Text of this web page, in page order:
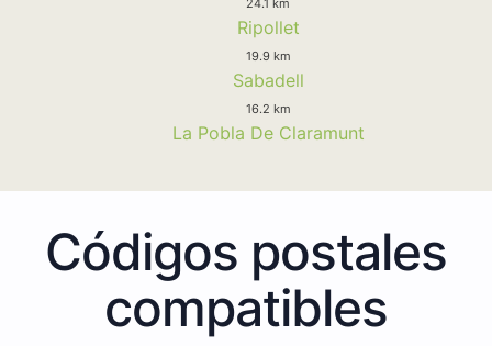
Ripollet
19.9 km
Sabadell
16.2 km
La Pobla De Claramunt
Códigos postales
compatibles